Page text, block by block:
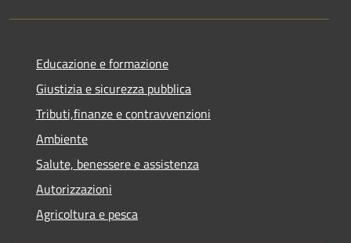
Educazione e formazione
Giustizia e sicurezza pubblica
Tributi,finanze e contravvenzioni
Ambiente
Salute, benessere e assistenza
Autorizzazioni
Agricoltura e pesca